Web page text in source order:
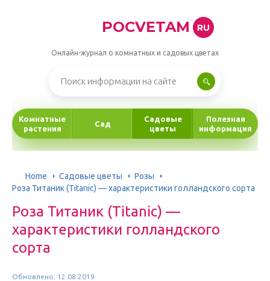
POCVETAM RU
Онлайн-журнал о комнатных и садовых цветах
Комнатные
растения
Сад
Садовые
цветы
Полезная
информация
Home Садовые цветы
Розы
Роза Титаник (Titanic) — характеристики голландского сорта
Роза Титаник (Titanic) —
характеристики голландского
сорта
Обновлено: 12.08.2019